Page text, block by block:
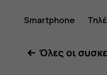
Smartphone
Όλες οι